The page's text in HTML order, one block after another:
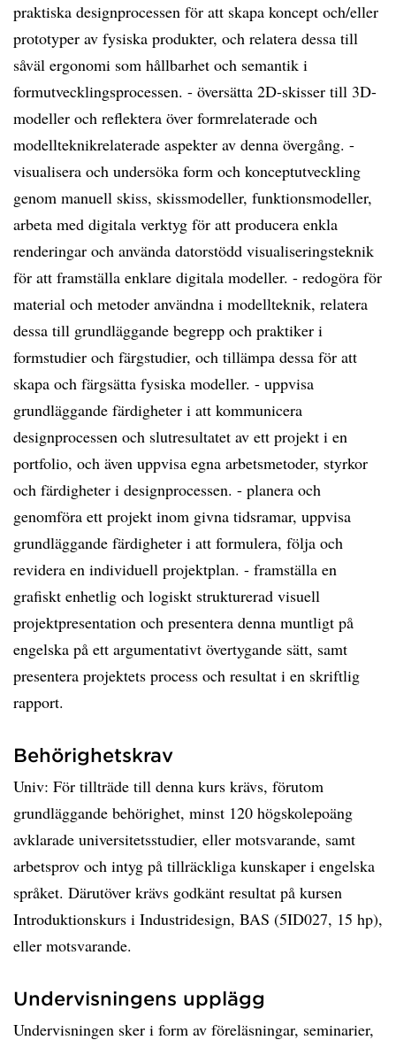
praktiska designprocessen för att skapa koncept och/eller
prototyper av fysiska produkter, och relatera dessa till
såväl ergonomi som hållbarhet och semantik i
formutvecklingsprocessen. - översätta 2D-skisser till 3D-
modeller och reflektera över formrelaterade och
modellteknikrelaterade aspekter av denna övergång. -
visualisera och undersöka form och konceptutveckling
genom manuell skiss, skissmodeller, funktionsmodeller,
arbeta med digitala verktyg för att producera enkla
renderingar och använda datorstödd visualiseringsteknik
för att framställa enklare digitala modeller. - redogöra för
material och metoder användna i modellteknik, relatera
dessa till grundläggande begrepp och praktiker i
formstudier och färgstudier, och tillämpa dessa för att
skapa och färgsätta fysiska modeller. - uppvisa
grundläggande färdigheter i att kommunicera
designprocessen och slutresultatet av ett projekt i en
portfolio, och även uppvisa egna arbetsmetoder, styrkor
och färdigheter i designprocessen. - planera och
genomföra ett projekt inom givna tidsramar, uppvisa
grundläggande färdigheter i att formulera, följa och
revidera en individuell projektplan. - framställa en
grafiskt enhetlig och logiskt strukturerad visuell
projektpresentation och presentera denna muntligt på
engelska på ett argumentativt övertygande sätt, samt
presentera projektets process och resultat i en skriftlig
rapport.
Behörighetskrav
Univ: För tillträde till denna kurs krävs, förutom
grundläggande behörighet, minst 120 högskolepoäng
avklarade universitetsstudier, eller motsvarande, samt
arbetsprov och intyg på tillräckliga kunskaper i engelska
språket. Därutöver krävs godkänt resultat på kursen
Introduktionskurs i Industridesign, BAS (5ID027, 15 hp),
eller motsvarande.
Undervisningens upplägg
Undervisningen sker i form av föreläsningar, seminarier,